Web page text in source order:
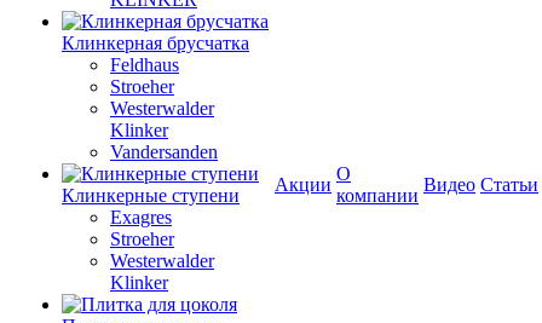
Клинкерная брусчатка
Feldhaus
Stroeher
Westerwalder
Klinker
Vandersanden
Клинкерные ступени
Exagres
Stroeher
Westerwalder
Klinker
Акции
О
компании
Видео Статьи